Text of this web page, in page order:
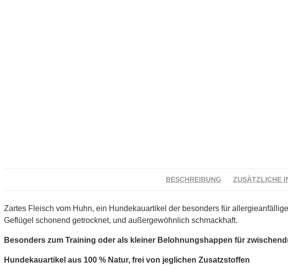
BESCHREIBUNG ZUSÄTZLICHE
Zartes Fleisch vom Huhn, ein Hundekauartikel der besonders für
Geflügel schonend getrocknet, und außergewöhnlich schmackhaft.
Besonders zum Training oder als kleiner Belohnungshappen für
Hundekauartikel aus 100 % Natur, frei von jeglichen Zusatzstoffen